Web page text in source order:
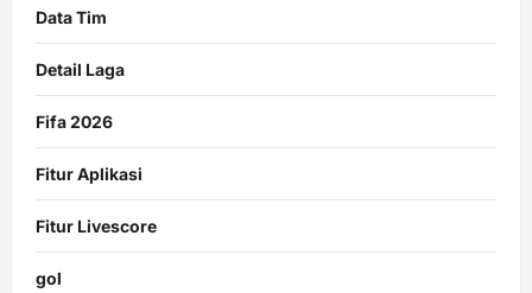
Data Tim
Detail Laga
Fifa 2026
Fitur Aplikasi
Fitur Livescore
gol